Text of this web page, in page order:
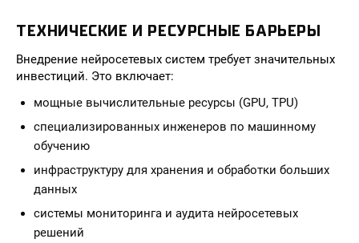
ТЕХНИЧЕСКИЕ И РЕСУРСНЫЕ БАРЬЕРЫ
Внедрение нейросетевых систем требует значительных
инвестиций. Это включает:
мощные вычислительные ресурсы (GPU, TPU)
специализированных инженеров по машинному
обучению
инфраструктуру для хранения и обработки больших
данных
системы мониторинга и аудита нейросетевых
решений